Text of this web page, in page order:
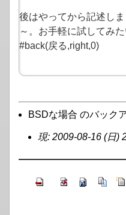
BSDな場合 のバック
現: 2009-08-16 (日)